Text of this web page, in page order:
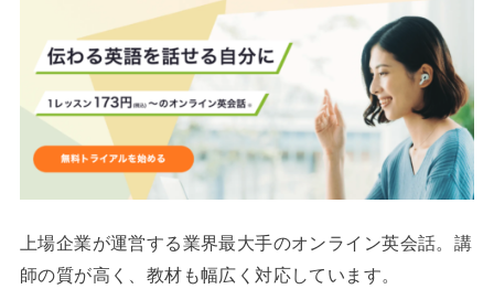
上場企業が運営する業界最大手のオンライン英会話。講
師の質が高く、教材も幅広く対応しています。